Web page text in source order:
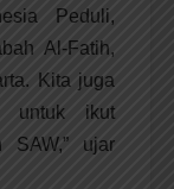
Peduli,
Al-Fatih,
Kita juga
untuk ikut
SAW,” ujar